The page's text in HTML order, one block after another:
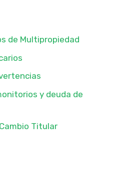
de Multipropiedad
y deuda de
Titular